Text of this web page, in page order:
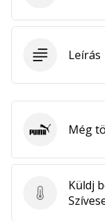
Leírás
Küldj be
Küldj
PumaMég